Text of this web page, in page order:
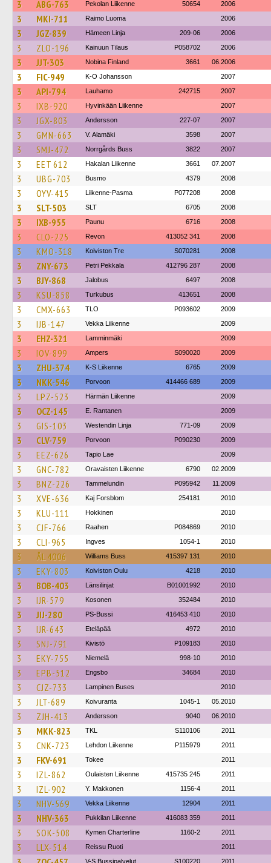
3 ABG-763 Pekolan Liikenne 50654 2006
3 MKI-711 Raimo Luoma 2006
3 JGZ-839 Hämeen Linja 209-06 2006
3 ZLO-196 Kainuun Tilaus P058702 2006
3 JJT-303 Nobina Finland 3661 06.2006
3 FIC-949 K-O Johansson 2007
3 API-794 Lauhamo 242715 2007
3 IXB-920 Hyvinkään Liikenne 2007
3 JGX-803 Andersson 227-07 2007
3 GMN-663 V. Alamäki 3598 2007
3 SMJ-472 Norrgårds Buss 3822 2007
3 EET 612 Hakalan Liikenne 3661 07.2007
3 UBG-703 Busmo 4379 2008
3 OYV-415 Liikenne-Pasma P077208 2008
3 SLT-503 SLT 6705 2008
3 IXB-955 Paunu 6716 2008
3 CLO-225 Revon 413052 341 2008
3 KMO-318 Koiviston Tre S070281 2008
3 ZNY-673 Petri Pekkala 412796 287 2008
3 BJY-868 Jalobus 6497 2008
3 KSU-858 Turkubus 413651 2008
3 CMX-663 TLO P093602 2009
3 IJB-147 Vekka Liikenne 2009
3 EHZ-321 Lamminmäki 2009
3 IOV-899 Ampers S090020 2009
3 ZHU-374 K-S Liikenne 6765 2009
3 NKK-546 Porvoon 414466 689 2009
3 LPZ-523 Härmän Liikenne 2009
3 OCZ-145 E. Rantanen 2009
3 GIS-103 Westendin Linja 771-09 2009
3 CLV-759 Porvoon P090230 2009
3 EEZ-626 Tapio Lae 2009
3 GNC-782 Oravaisten Liikenne 6790 02.2009
3 BNZ-226 Tammelundin P095942 11.2009
3 XVE-636 Kaj Forsblom 254181 2010
3 KLU-111 Hokkinen 2010
3 CJF-766 Raahen P084869 2010
3 CLI-965 Ingves 1054-1 2010
3 ÅL 4006 Williams Buss 415397 131 2010
3 EKY-803 Koiviston Oulu 4218 2010
3 BOB-403 Länsilinjat B01001992 2010
3 IJR-579 Kosonen 352484 2010
3 JIJ-280 PS-Bussi 416453 410 2010
3 IJR-643 Eteläpää 4972 2010
3 SNJ-791 Kivistö P109183 2010
3 EKY-755 Niemelä 998-10 2010
3 EPB-512 Engsbo 34684 2010
3 CJZ-733 Lampinen Buses 2010
3 JLT-689 Koivuranta 1045-1 05.2010
3 ZJH-413 Andersson 9040 06.2010
3 MKK-823 TKL S110106 2011
3 CNK-723 Lehdon Liikenne P115979 2011
3 FKV-691 Tokee 2011
3 IZL-862 Oulaisten Liikenne 415735 245 2011
3 IZL-902 Y. Makkonen 1156-4 2011
3 NHV-569 Vekka Liikenne 12904 2011
3 NHV-363 Pukkilan Liikenne 416083 359 2011
3 SOK-508 Kymen Charterline 1160-2 2011
3 LLX-514 Reissu Ruoti 2011
V-S Bussipalvelut S100220 2011